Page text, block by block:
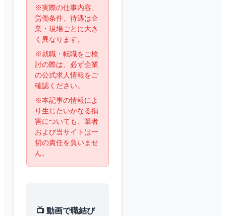
※実際の仕事内容、
労働条件、待遇は企
業・現場ごとに大き
く異なります。
※就職・転職をご検
討の際は、必ず企業
の公式求人情報をご
確認ください。
※本記事の情報によ
り生じたいかなる損
害についても、筆者
および当サイトは一
切の責任を負いませ
ん。
📺 動画で職結び